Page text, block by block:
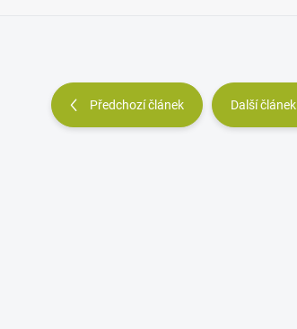
Předchozí článek Další článek